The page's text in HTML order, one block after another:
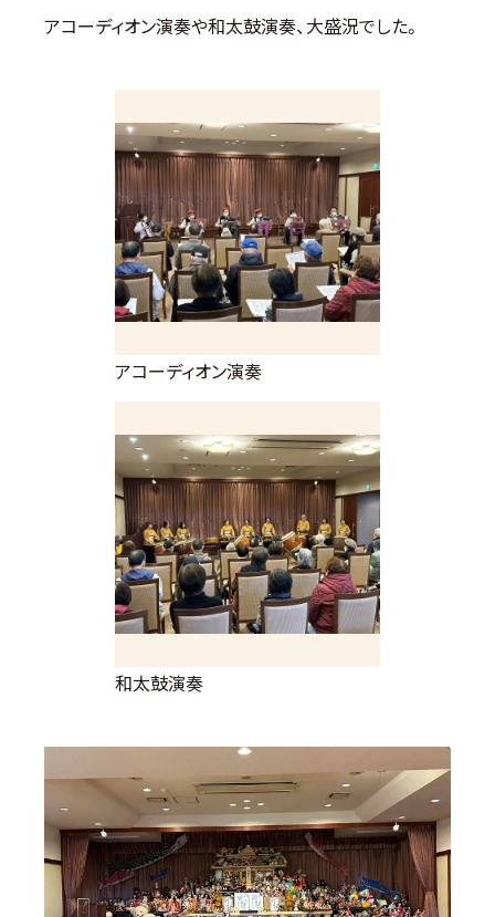
アコーディオン演奏や和太鼓演奏、大盛況でした。
アコーディオン演奏
和太鼓演奏